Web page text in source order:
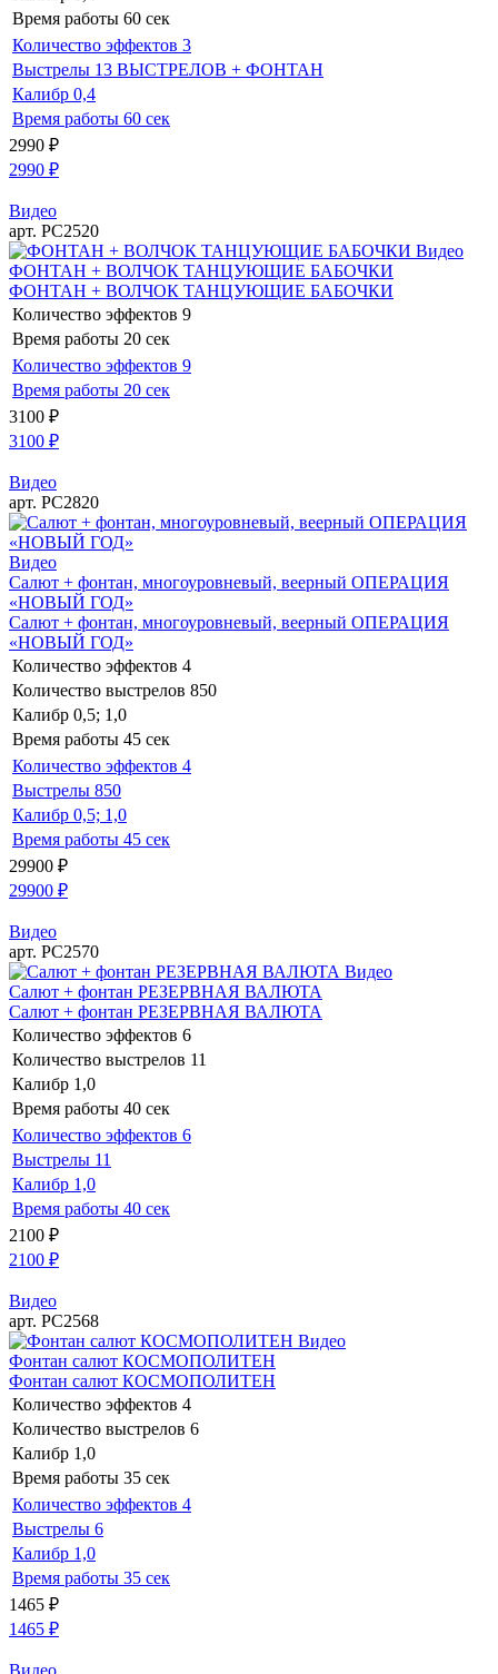
Время работы 60 сек
Количество эффектов 3
Выстрелы 13 ВЫСТРЕЛОВ + ФОНТАН
Калибр 0,4
Время работы 60 сек
2990 ₽
2990 ₽
Видео
арт. РС2520
Видео
ФОНТАН + ВОЛЧОК ТАНЦУЮЩИЕ БАБОЧКИ
ФОНТАН + ВОЛЧОК ТАНЦУЮЩИЕ БАБОЧКИ
Количество эффектов 9
Время работы 20 сек
Количество эффектов 9
Время работы 20 сек
3100 ₽
3100 ₽
Видео
арт. РС2820
Видео
Салют + фонтан, многоуровневый, веерный ОПЕРАЦИЯ
«НОВЫЙ ГОД»
Салют + фонтан, многоуровневый, веерный ОПЕРАЦИЯ
«НОВЫЙ ГОД»
Количество эффектов 4
Количество выстрелов 850
Калибр 0,5; 1,0
Время работы 45 сек
Количество эффектов 4
Выстрелы 850
Калибр 0,5; 1,0
Время работы 45 сек
29900 ₽
29900 ₽
Видео
арт. РС2570
Видео
Салют + фонтан РЕЗЕРВНАЯ ВАЛЮТА
Салют + фонтан РЕЗЕРВНАЯ ВАЛЮТА
Количество эффектов 6
Количество выстрелов 11
Калибр 1,0
Время работы 40 сек
Количество эффектов 6
Выстрелы 11
Калибр 1,0
Время работы 40 сек
2100 ₽
2100 ₽
Видео
арт. РС2568
Видео
Фонтан салют КОСМОПОЛИТЕН
Фонтан салют КОСМОПОЛИТЕН
Количество эффектов 4
Количество выстрелов 6
Калибр 1,0
Время работы 35 сек
Количество эффектов 4
Выстрелы 6
Калибр 1,0
Время работы 35 сек
1465 ₽
1465 ₽
Видео